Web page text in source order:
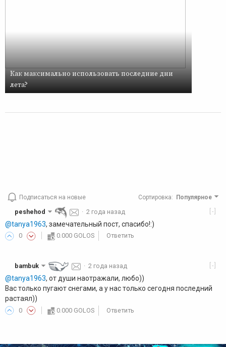
Как максимально использовать последние дни
лета?
Подписаться на новые Сортировка: Популярное
[-]
peshehod ·2 года назад
@tanya1963, замечательный пост, спасибо!:)
0 0.000 GOLOS Ответить
[-]
bambuk · 2 года назад
@tanya1963, от души наотражали, любо))
Вас только пугают снегами, а у нас только сегодня последний
растаял))
0 0.000 GOLOS Ответить